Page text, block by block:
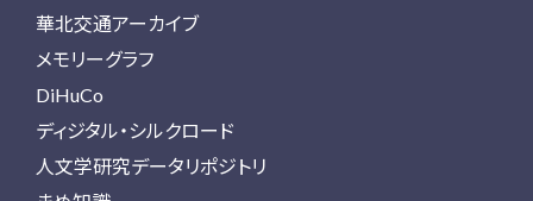
華北交通アーカイブ
メモリーグラフ
DiHuCo
ディジタル・シルクロード
人文学研究データリポジトリ